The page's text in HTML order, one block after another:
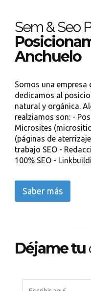
Sem & Seo
Anchuelo
Somos una empresa
dedicamos al
natural y orgánica.
realziamos son: -
Microsites
(páginas de
trabajo SEO -
100% SEO -
Saber más
Déjame tu